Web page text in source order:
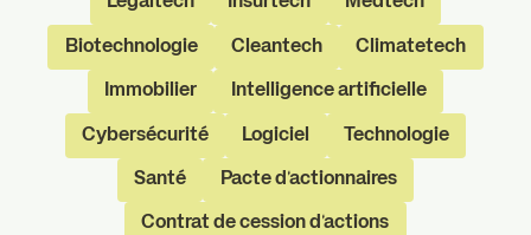
Biotechnologie Cleantech Climatetech
Immobilier Intelligence artificielle
Cybersécurité Logiciel Technologie
Santé Pacte d'actionnaires
Contrat de cession d'actions